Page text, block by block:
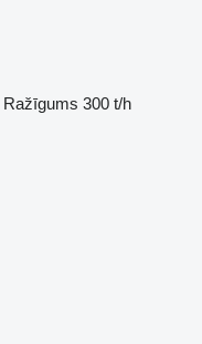
Ražīgums 300 t/h